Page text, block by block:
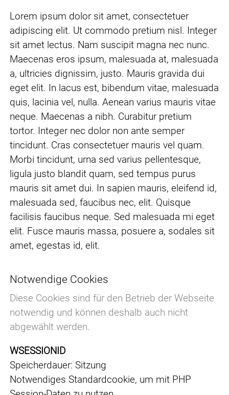
Lorem ipsum dolor sit amet, consectetuer
adipiscing elit. Ut commodo pretium nisl. Integer
sit amet lectus. Nam suscipit magna nec nunc.
Maecenas eros ipsum, malesuada at, malesuada
a, ultricies dignissim, justo. Mauris gravida dui
eget elit. In lacus est, bibendum vitae, malesuada
quis, lacinia vel, nulla. Aenean varius mauris vitae
neque. Maecenas a nibh. Curabitur pretium
tortor. Integer nec dolor non ante semper
tincidunt. Cras consectetuer mauris vel quam.
Morbi tincidunt, urna sed varius pellentesque,
ligula justo blandit quam, sed tempus purus
mauris sit amet dui. In sapien mauris, eleifend id,
malesuada sed, faucibus nec, elit. Quisque
facilisis faucibus neque. Sed malesuada mi eget
elit. Fusce mauris massa, posuere a, sodales sit
amet, egestas id, elit.
Notwendige Cookies
Diese Cookies sind für den Betrieb der Webseite
notwendig und können deshalb auch nicht
abgewählt werden.
WSESSIONID
Speicherdauer Sitzung
Notwendiges Standardcookie, um mit PHP